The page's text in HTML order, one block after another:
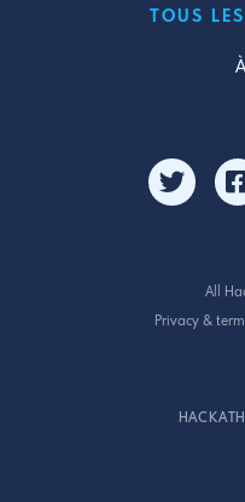
TOUS
All
Privacy &